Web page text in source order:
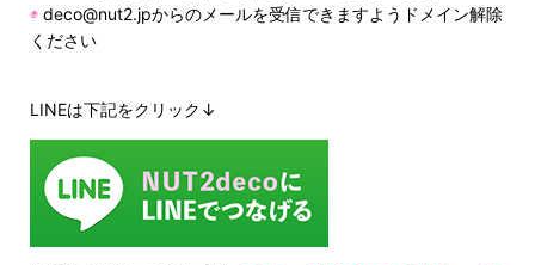
◉ deco@nut2.jpからのメールを受信できますようドメイン解除
ください
LINEは下記をクリック↓